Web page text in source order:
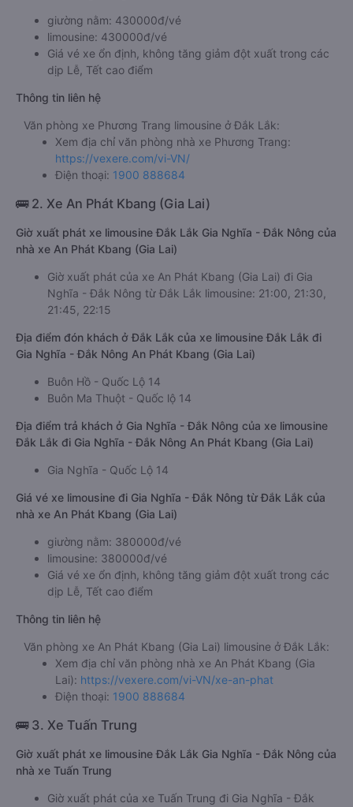
giường nằm: 430000đ/vé
limousine: 430000đ/vé
Giá vé xe ổn định, không tăng giảm đột xuất trong các
dịp Lễ, Tết cao điểm
Thông tin liên hệ
Văn phòng xe Phương Trang limousine ở Đắk Lắk:
Xem địa chỉ văn phòng nhà xe Phương Trang:
https://vexere.com/vi-VN/
Điện thoại: 1900 888684
🚌 2. Xe An Phát Kbang (Gia Lai)
Giờ xuất phát xe limousine Đắk Lắk Gia Nghĩa - Đắk Nông của
nhà xe An Phát Kbang (Gia Lai)
Giờ xuất phát của xe An Phát Kbang (Gia Lai) đi Gia
Nghĩa - Đắk Nông từ Đắk Lắk limousine: 21:00, 21:30,
21:45, 22:15
Địa điểm đón khách ở Đắk Lắk của xe limousine Đắk Lắk đi
Gia Nghĩa - Đắk Nông An Phát Kbang (Gia Lai)
Buôn Hồ - Quốc Lộ 14
Buôn Ma Thuột - Quốc lộ 14
Địa điểm trả khách ở Gia Nghĩa - Đắk Nông của xe limousine
Đắk Lắk đi Gia Nghĩa - Đắk Nông An Phát Kbang (Gia Lai)
Gia Nghĩa - Quốc Lộ 14
Giá vé xe limousine đi Gia Nghĩa - Đắk Nông từ Đắk Lắk của
nhà xe An Phát Kbang (Gia Lai)
giường nằm: 380000đ/vé
limousine: 380000đ/vé
Giá vé xe ổn định, không tăng giảm đột xuất trong các
dịp Lễ, Tết cao điểm
Thông tin liên hệ
Văn phòng xe An Phát Kbang (Gia Lai) limousine ở Đắk Lắk:
Xem địa chỉ văn phòng nhà xe An Phát Kbang (Gia
Lai): https://vexere.com/vi-VN/xe-an-phat
Điện thoại: 1900 888684
🚌 3. Xe Tuấn Trung
Giờ xuất phát xe limousine Đắk Lắk Gia Nghĩa - Đắk Nông của
nhà xe Tuấn Trung
Giờ xuất phát của xe Tuấn Trung đi Gia Nghĩa - Đắk